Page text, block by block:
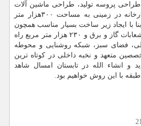
طراحی پروسه تولید، طراحی ماشین آلات
خطوط تولید و مونتاژ کارخانه در زمینی به مساحت ۳۰۰هزار متر
زیر بنا با ایجاد زیر ساخت بسیار مناسب همچون
انتقال آب غیر شرب و انشعابات گاز و برق و ۲۳۰ هزار متر مربع راه
فضای سبز، شبکه روشنایی و محوطه
متعهد و نخبه داخلی در کوتاه ترین
و انشاء الله در تابستان امسال شاهد